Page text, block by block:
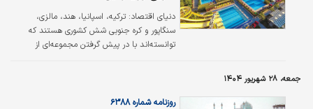
دریایی، توانسته فقط در ترمینال کشتی‌های فوق
لوکس کروز، رکورد میزبانی روزانه ۱۴ هزار…
دنیای اقتصاد: ترکیه، اسپانیا، هند، مالزی،
سنگاپور و کره‌ جنوبی شش کشوری هستند که
توانسته‌اند با در پیش گرفتن مجموعه‌ای از
جمعه، ۲۸ شهریور ۱۴۰۴
روزنامه شماره ۶۳۸۸